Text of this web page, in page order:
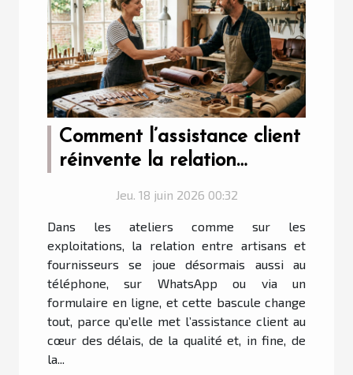
Comment l’assistance client
réinvente la relation
Jeu. 18 juin 2026 00:32
Dans les ateliers comme sur les
exploitations, la relation entre artisans et
fournisseurs se joue désormais aussi au
téléphone, sur WhatsApp ou via un
formulaire en ligne, et cette bascule change
tout, parce qu’elle met l’assistance client au
cœur des délais, de la qualité et, in fine, de
la...